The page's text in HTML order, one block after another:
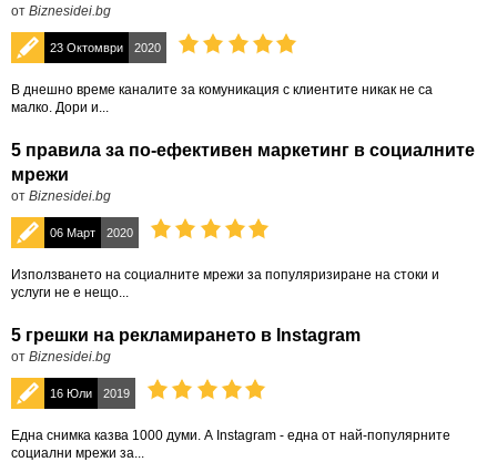
от Biznesidei.bg
23 Октомври 2020
В днешно време каналите за комуникация с клиентите никак не са
малко. Дори и...
5 правила за по-ефективен маркетинг в социалните
мрежи
от Biznesidei.bg
06 Март 2020
Използването на социалните мрежи за популяризиране на стоки и
услуги не е нещо...
5 грешки на рекламирането в Instagram
от Biznesidei.bg
16 Юли 2019
Една снимка казва 1000 думи. А Instagram - една от най-популярните
социални мрежи за...